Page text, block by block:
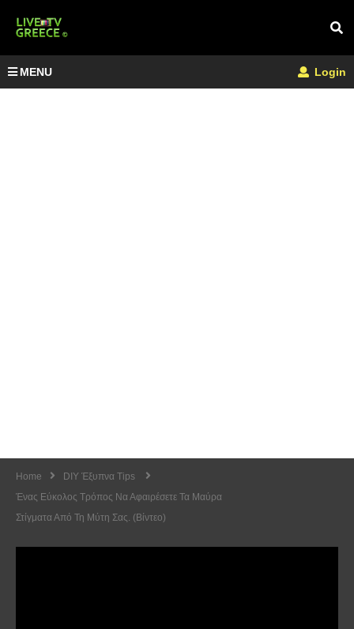
MENU Login
Home
DIY Έξυπνα Tips
Ένας Εύκολος Τρόπος Να Αφαιρέσετε Τα Μαύρα
Στίγματα Από Τη Μύτη Σας. (Βίντεο)